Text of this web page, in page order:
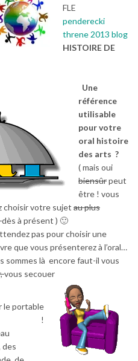
FLE
penderecki
threne 2013 blog
HISTOIRE DE
Une
référence
utilisable
pour votre
oral histoire
des arts ?
( mais oui
biensûrpeut
être ! vous
choisir votre sujet au plus
dès à présent ) 🙂
pas pour choisir une
que vous présenterez à l’oral…
sommes là encore faut-il vous
vous secouer
le portable
!
des